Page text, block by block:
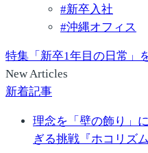
#新卒入社
#沖縄オフィス
特集「新卒1年目の日常」
New Articles
新着記事
理念を「壁の飾り」
ぎる挑戦『ホコリズ